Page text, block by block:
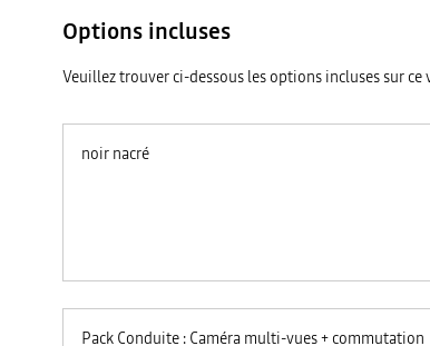
Options incluses
Veuillez trouver ci-dessous les options incluses sur ce
noir nacré
Pack Conduite : Caméra multi-vues + commutation